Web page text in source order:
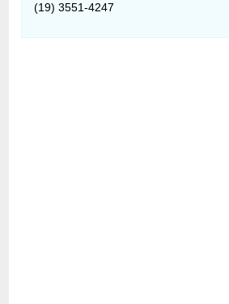
(19) 3551-4247